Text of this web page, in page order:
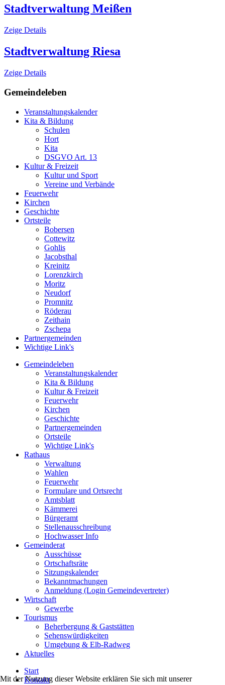
Stadtverwaltung Meißen
Zeige Details
Stadtverwaltung Riesa
Zeige Details
Gemeindeleben
Veranstaltungskalender
Kita & Bildung
Schulen
Hort
Kita
DSGVO Art. 13
Kultur & Freizeit
Kultur und Sport
Vereine und Verbände
Feuerwehr
Kirchen
Geschichte
Ortsteile
Bobersen
Cottewitz
Gohlis
Jacobsthal
Kreinitz
Lorenzkirch
Moritz
Neudorf
Promnitz
Röderau
Zeithain
Zschepa
Partnergemeinden
Wichtige Link's
Gemeindeleben
Veranstaltungskalender
Kita & Bildung
Kultur & Freizeit
Feuerwehr
Kirchen
Geschichte
Partnergemeinden
Ortsteile
Wichtige Link's
Rathaus
Verwaltung
Wahlen
Feuerwehr
Formulare und Ortsrecht
Amtsblatt
Kämmerei
Bürgeramt
Stellenausschreibung
Hochwasser Info
Gemeinderat
Ausschüsse
Ortschaftsräte
Sitzungskalender
Bekanntmachungen
Anmeldung (Login Gemeindevertreter)
Wirtschaft
Gewerbe
Tourismus
Beherbergung & Gaststätten
Sehenswürdigkeiten
Umgebung & Elb-Radweg
Aktuelles
Start
Kontakt
Mit der Nutzung dieser Website erklären Sie sich mit unserer